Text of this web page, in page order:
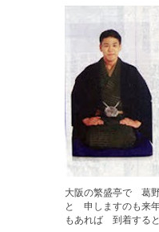
大阪の繁盛亭で 葛
と 申しますのも来
もあれば 到着する